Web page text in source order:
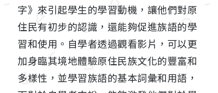
字》來引起學生的學習動機，讓他們對原
住民有初步的認識，還能夠促進族語的學
習和使用。自學者透過觀看影片，可以更
加身臨其境地體驗原住民族文化的豐富和
多樣性，並學習族語的基本詞彙和用語，